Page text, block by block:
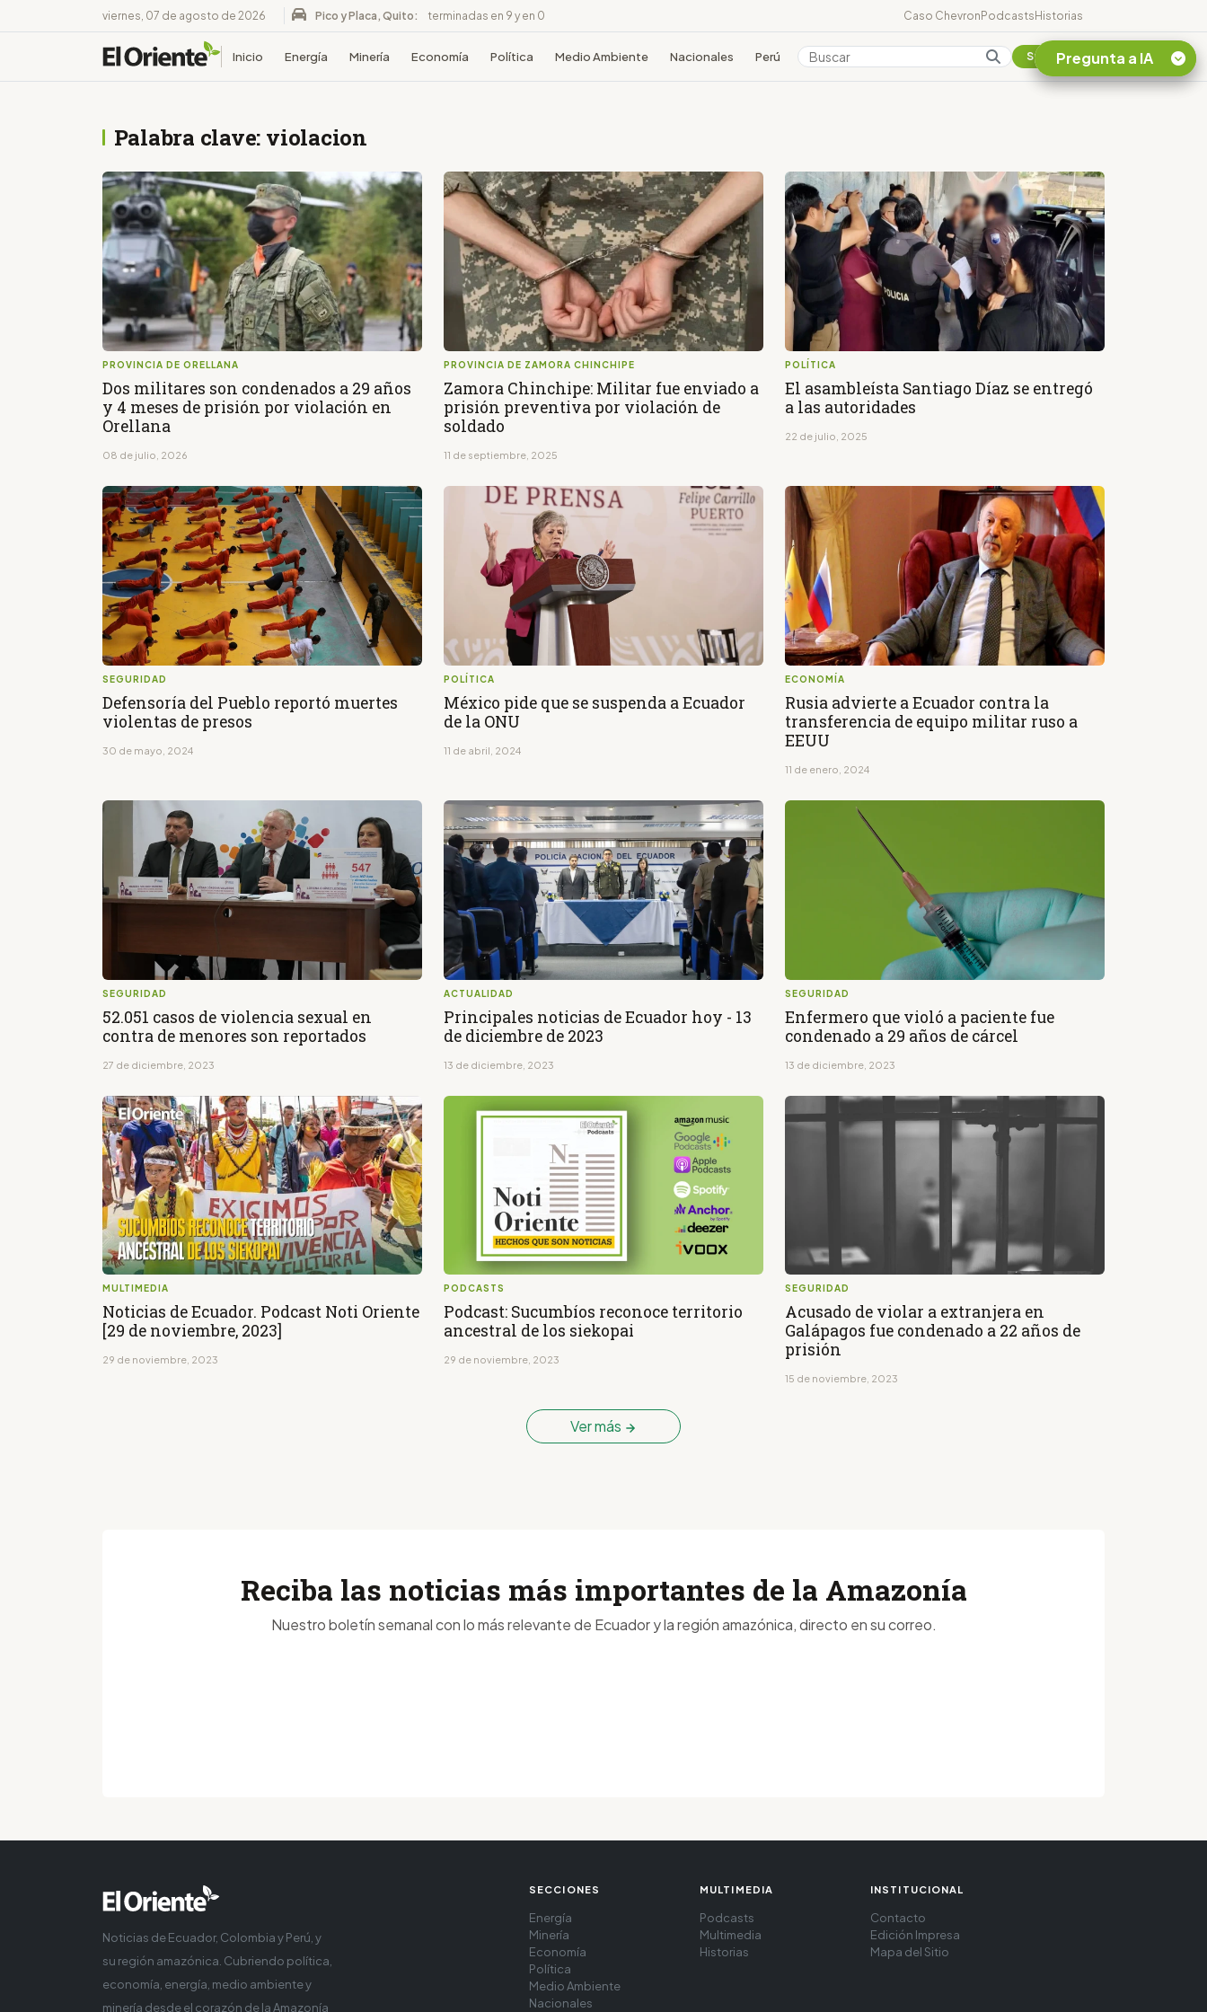
viernes, 07 de agosto de 2026 Pico y Placa, Quito: terminadas en 9 y en 0 Caso ChevronPodcastsHistorias
Inicio Energía Minería Economía Política Medio Ambiente Nacionales Perú Colombia Suscribirse
Palabra clave: violacion
PROVINCIA DE ORELLANA
Dos militares son condenados a 29 años
y 4 meses de prisión por violación en
Orellana
08 de julio, 2026
PROVINCIA DE ZAMORA CHINCHIPE
Zamora Chinchipe: Militar fue enviado a
prisión preventiva por violación de
soldado
11 de septiembre, 2025
POLÍTICA
El asambleísta Santiago Díaz se entregó
a las autoridades
22 de julio, 2025
SEGURIDAD
Defensoría del Pueblo reportó muertes
violentas de presos
30 de mayo, 2024
POLÍTICA
México pide que se suspenda a Ecuador
de la ONU
11 de abril, 2024
ECONOMÍA
Rusia advierte a Ecuador contra la
transferencia de equipo militar ruso a
EEUU
11 de enero, 2024
SEGURIDAD
52.051 casos de violencia sexual en
contra de menores son reportados
27 de diciembre, 2023
ACTUALIDAD
Principales noticias de Ecuador hoy - 13
de diciembre de 2023
13 de diciembre, 2023
SEGURIDAD
Enfermero que violó a paciente fue
condenado a 29 años de cárcel
13 de diciembre, 2023
MULTIMEDIA
Noticias de Ecuador. Podcast Noti Oriente
[29 de noviembre, 2023]
29 de noviembre, 2023
PODCASTS
Podcast: Sucumbíos reconoce territorio
ancestral de los siekopai
29 de noviembre, 2023
SEGURIDAD
Acusado de violar a extranjera en
Galápagos fue condenado a 22 años de
prisión
15 de noviembre, 2023
Ver más
Pregunta a IA
Listar destinos
turísticos de la
Amazonia Ecuatoriana
¿En que consiste la
tasa minera que rige en
Ecuador?
Reciba las noticias más importantes de la Amazonía
Nuestro boletín semanal con lo más relevante de Ecuador y la región amazónica, directo en su correo.
Noticias de Ecuador, Colombia y Perú, y
su región amazónica. Cubriendo política,
economía, energía, medio ambiente y
minería desde el corazón de la Amazonía
SECCIONES
Energía
Minería
Economía
Política
Medio Ambiente
Nacionales
MULTIMEDIA
Podcasts
Multimedia
Historias
INSTITUCIONAL
Contacto
Edición Impresa
Mapa del Sitio